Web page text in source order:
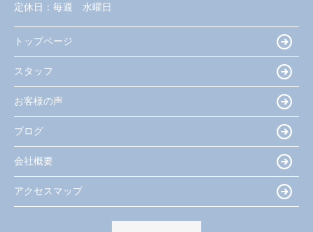
定休日： 毎週 水曜日
トップページ
スタッフ
お客様の声
ブログ
会社概要
アクセスマップ